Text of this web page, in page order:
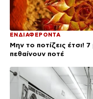
ΕΝΔΙΑΦΕΡΟΝΤΑ
Μην το ποτίζεις έτσι!
πεθαίνουν ποτέ